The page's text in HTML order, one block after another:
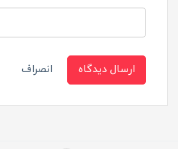
ارسال دیدگاه انصراف